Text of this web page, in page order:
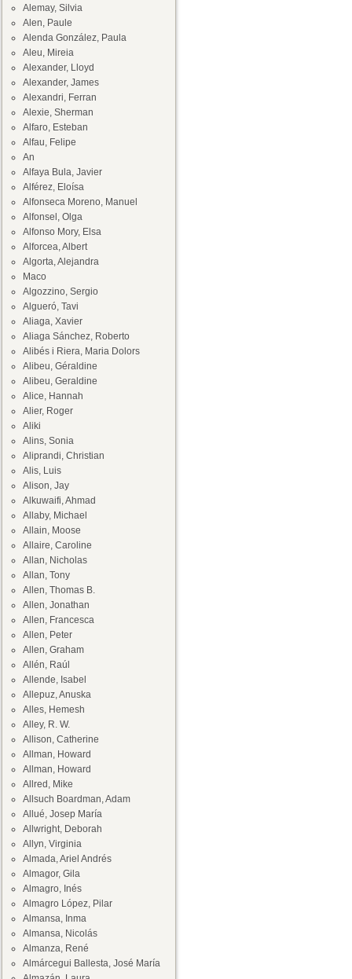
Alemay, Silvia
Alen, Paule
Alenda González, Paula
Aleu, Mireia
Alexander, Lloyd
Alexander, James
Alexandri, Ferran
Alexie, Sherman
Alfaro, Esteban
Alfau, Felipe
An
Alfaya Bula, Javier
Alférez, Eloísa
Alfonseca Moreno, Manuel
Alfonsel, Olga
Alfonso Mory, Elsa
Alforcea, Albert
Algorta, Alejandra
Maco
Algozzino, Sergio
Algueró, Tavi
Aliaga, Xavier
Aliaga Sánchez, Roberto
Alibés i Riera, Maria Dolors
Alibeu, Géraldine
Alibeu, Geraldine
Alice, Hannah
Alier, Roger
Aliki
Alins, Sonia
Aliprandi, Christian
Alis, Luis
Alison, Jay
Alkuwaifi, Ahmad
Allaby, Michael
Allain, Moose
Allaire, Caroline
Allan, Nicholas
Allan, Tony
Allen, Thomas B.
Allen, Jonathan
Allen, Francesca
Allen, Peter
Allen, Graham
Allén, Raúl
Allende, Isabel
Allepuz, Anuska
Alles, Hemesh
Alley, R. W.
Allison, Catherine
Allman, Howard
Allman, Howard
Allred, Mike
Allsuch Boardman, Adam
Allué, Josep María
Allwright, Deborah
Allyn, Virginia
Almada, Ariel Andrés
Almagor, Gila
Almagro, Inés
Almagro López, Pilar
Almansa, Inma
Almansa, Nicolás
Almanza, René
Almárcegui Ballesta, José María